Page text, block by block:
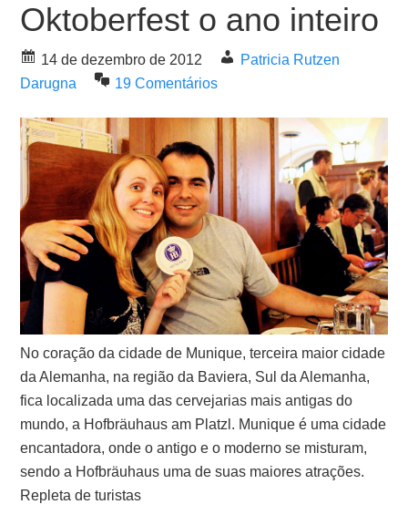
Oktoberfest o ano inteiro
14 de dezembro de 2012
Patricia Rutzen
Darugna
19 Comentários
No coração da cidade de Munique, terceira maior cidade
da Alemanha, na região da Baviera, Sul da Alemanha,
fica localizada uma das cervejarias mais antigas do
mundo, a Hofbräuhaus am Platzl. Munique é uma cidade
encantadora, onde o antigo e o moderno se misturam,
sendo a Hofbräuhaus uma de suas maiores atrações.
Repleta de turistas